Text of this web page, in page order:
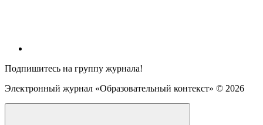
Подпишитесь на группу журнала!
Электронный журнал «Образовательный контекст» © 2026